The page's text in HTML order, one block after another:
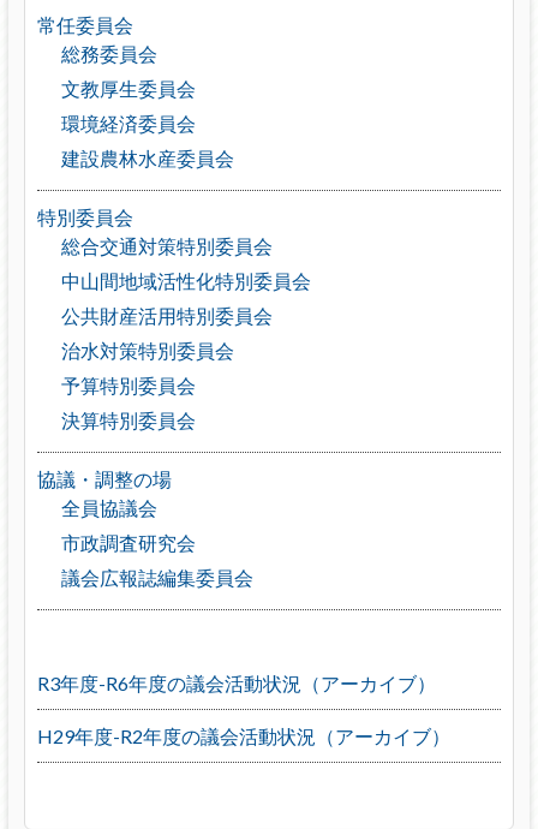
常任委員会
総務委員会
文教厚生委員会
環境経済委員会
建設農林水産委員会
特別委員会
総合交通対策特別委員会
中山間地域活性化特別委員会
公共財産活用特別委員会
治水対策特別委員会
予算特別委員会
決算特別委員会
協議・調整の場
全員協議会
市政調査研究会
議会広報誌編集委員会
R3年度-R6年度の議会活動状況（アーカイブ）
H29年度-R2年度の議会活動状況（アーカイブ）